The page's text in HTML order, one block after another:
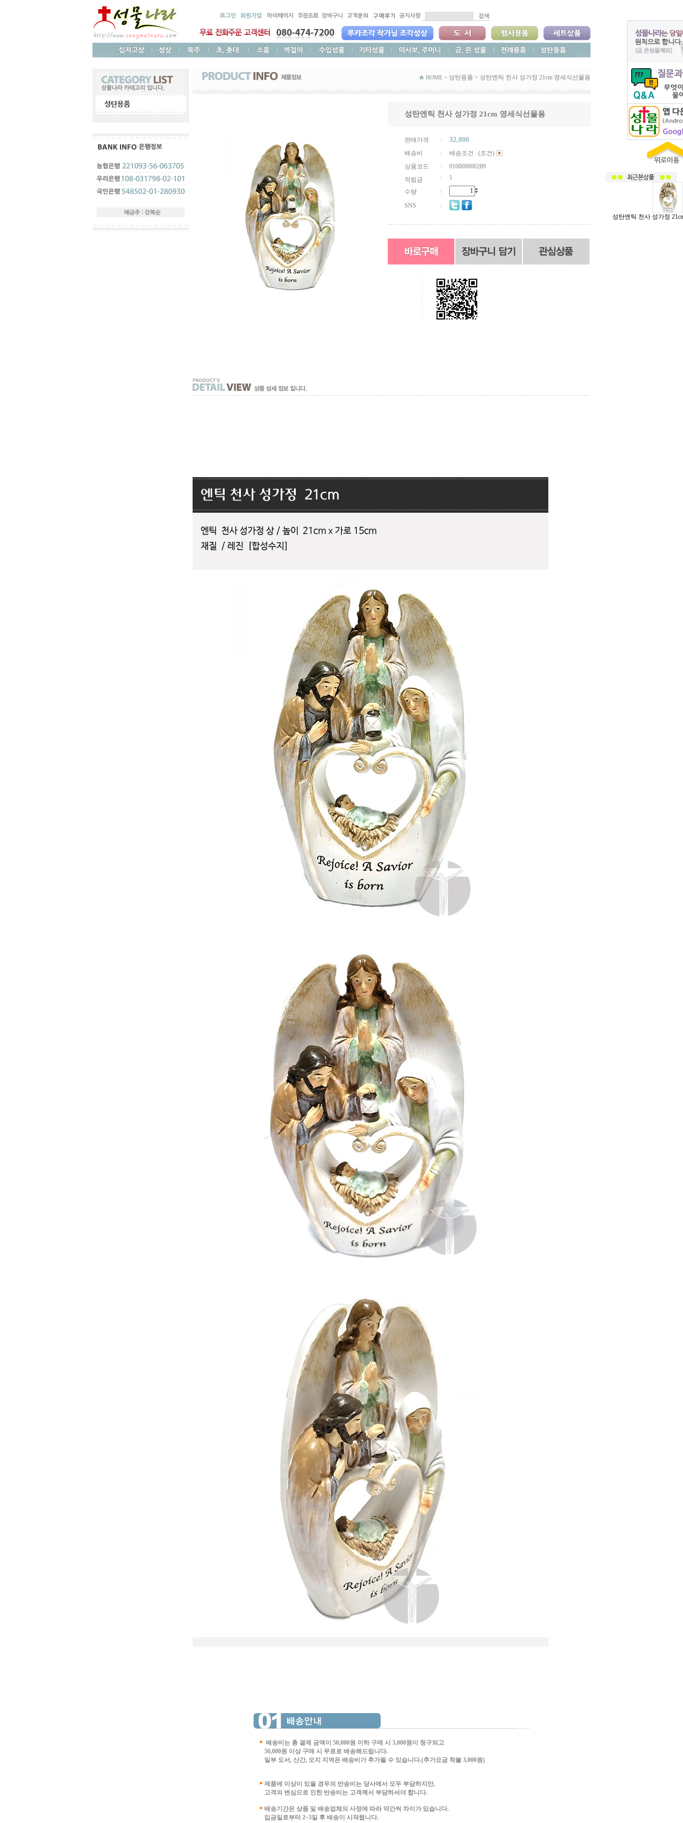
HOME > 성탄용품 > 성탄엔틱 천사 성가정 21cm 영세식선물용
성탄엔틱 천사 성가정 21cm 영세식선물용
판매가격 : 32,000
배송비 :
배송조건 : (조건)
상품코드
:
010000000289
적립금
:
1
수량
:
SNS
:
배송비는 총 결제 금액이 50,000원 이하 구매 시 3,000원이 청구되고
50,000원 이상 구매 시 무료로 배송해드립니다.
일부 도서, 산간, 오지 지역은 배송비가 추가될 수 있습니다.(추가요금 착불 3,000원)
제품에 이상이 있을 경우의 반송비는 당사에서 모두 부담하지만,
고객의 변심으로 인한 반송비는 고객께서 부담하셔야 합니다.
배송기간은 상품 및 배송업체의 사정에 따라 약간씩 차이가 있습니다.
입금일로부터 2~3일 후 배송이 시작됩니다.
성탄엔틱 천사 성가정